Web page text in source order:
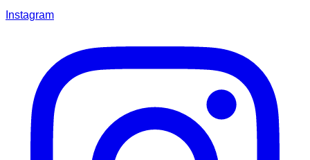
Instagram